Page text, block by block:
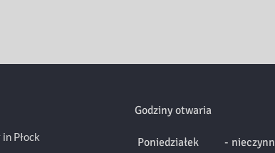
Płock
Godziny otwaria
Poniedziałek
-